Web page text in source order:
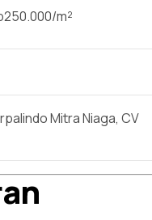
m²
Mitra Niaga, CV